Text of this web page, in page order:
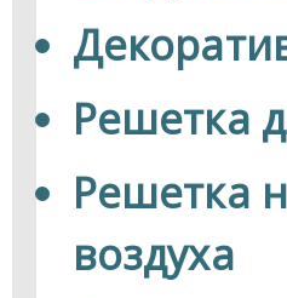
Решетка
Решетка
воздуха